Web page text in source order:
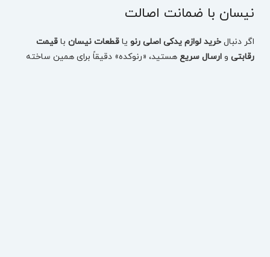
نیسان با ضمانت اصالت
اگر دنبالخرید لوازم یدکی اصلی رنو یاقطعات نیسان باقیمت
رقابتی وارسال سریع هستید، «رنوکده» دقیقاً برای همین ساخته